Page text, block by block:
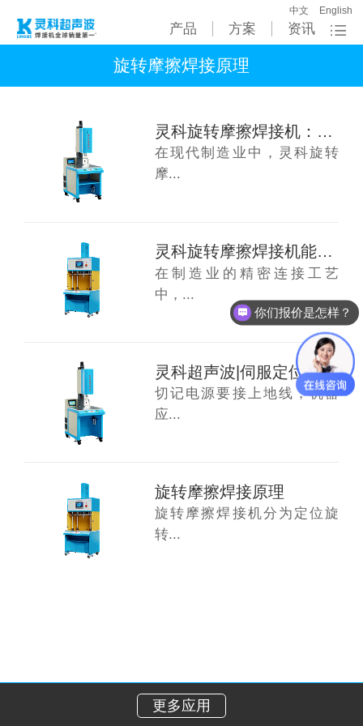
产品 方案 资讯
中文 English
旋转摩擦焊接原理
灵科旋转摩擦焊接机：从日用品到工业件，哪些...
在现代制造业中，灵科旋转
摩...
灵科旋转摩擦焊接机能焊接哪些产品呢？
在制造业的精密连接工艺
中，...
灵科超声波|伺服定位旋转摩檫焊接机安装须知
切记电源要接上地线，机器
应...
旋转摩擦焊接原理
旋转摩擦焊接机分为定位旋
转...
更多应用
你们报价是怎样？